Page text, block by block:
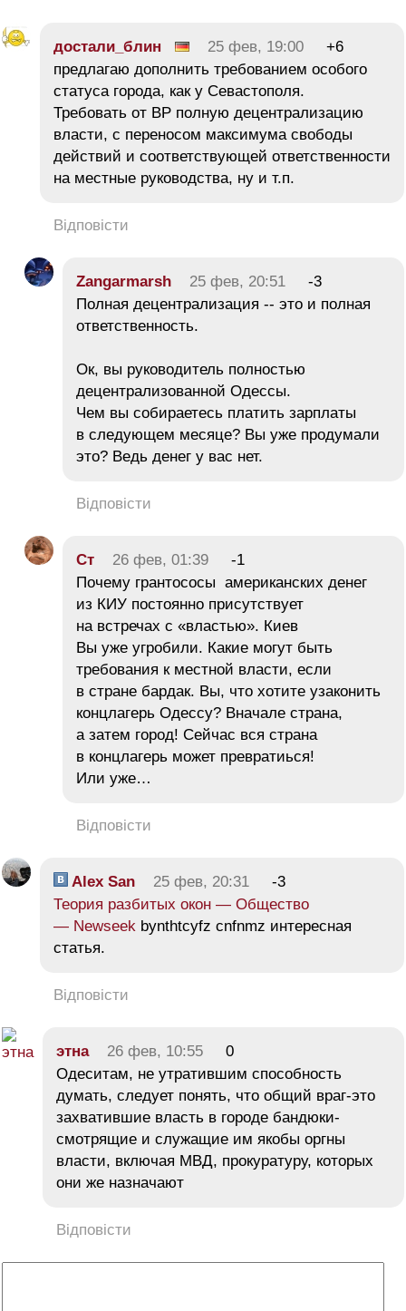
достали_блин 25 фев, 19:00
+6
предлагаю дополнить требованием особого
статуса города, как у Севастополя.
Требовать от ВР полную децентрализацию
власти, с переносом максимума свободы
действий и соответствующей ответственности
на местные руководства, ну и т.п.
Відповісти
Zangarmarsh 25 фев, 20:51
-3
Полная децентрализация -- это и полная
ответственность.
Ок, вы руководитель полностью
децентрализованной Одессы.
Чем вы собираетесь платить зарплаты
в следующем месяце? Вы уже продумали
это? Ведь денег у вас нет.
Відповісти
Ст 26 фев, 01:39
-1
Почему грантососы американских денег
из КИУ постоянно присутствует
на встречах с «властью». Киев
Вы уже угробили. Какие могут быть
требования к местной власти, если
в стране бардак. Вы, что хотите узаконить
концлагерь Одессу? Вначале страна,
а затем город! Сейчас вся страна
в концлагерь может превратиься!
Или уже…
Відповісти
Alex San 25 фев, 20:31
-3
Теория разбитых окон — Общество
— Newseek bynthtcyfz cnfnmz интересная
статья.
Відповісти
этна 26 фев, 10:55
0
Одеситам, не утратившим способность
думать, следует понять, что общий враг-это
захватившие власть в городе бандюки-
смотрящие и служащие им якобы оргны
власти, включая МВД, прокуратуру, которых
они же назначают
Відповісти